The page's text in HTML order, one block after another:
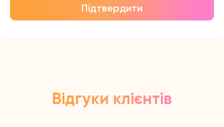
Підтвердити
Відгуки клієнтів